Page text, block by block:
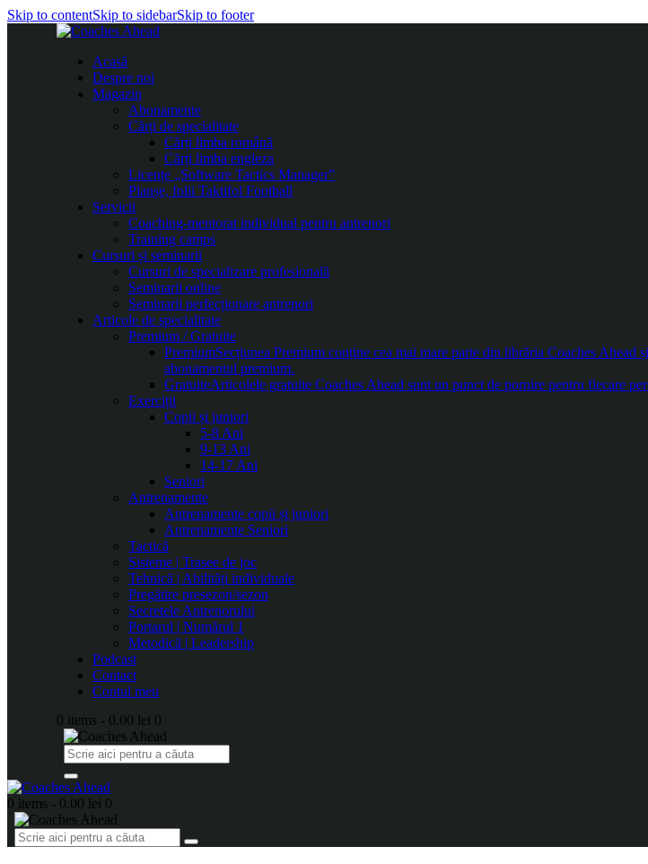
Skip to contentSkip to sidebarSkip to footer
Acasă
Despre noi
Magazin
Abonamente
Cărți de specialitate
Cărți limba română
Cărți limba engleza
Licențe „Software Tactics Manager”
Planșe, folii Taktifol Football
Servicii
Coaching-mentorat individual pentru antrenori
Training camps
Cursuri și seminarii
Cursuri de specializare profesională
Seminarii online
Seminarii perfecționare antrenori
Articole de specialitate
Premium / Gratuite
PremiumSecțiunea Premium conține cea mai mare parte din librăria Coaches Ahead
abonamentul premium.
GratuiteArticolele gratuite Coaches Ahead sunt un punct de pornire pentru fiecare
Exerciții
Copii și juniori
5-8 Ani
9-13 Ani
14-17 Ani
Seniori
Antrenamente
Antrenamente copii și juniori
Antrenamente Seniori
Tactică
Sisteme | Trasee de joc
Tehnică | Abilități individuale
Pregătire presezon/sezon
Secretele Antrenorului
Portarul | Numărul 1
Metodică | Leadership
Podcast
Contact
Contul meu
0 items - 0.00 lei 0
0 items - 0.00 lei 0